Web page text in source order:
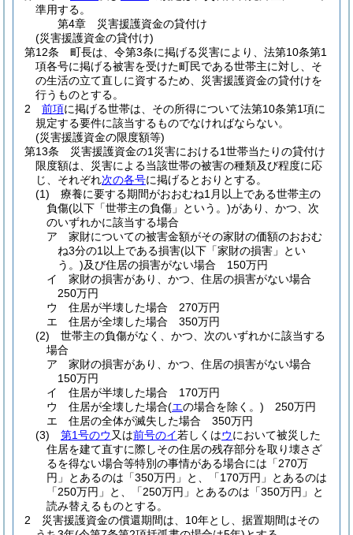
準用する。
第4章
災害援護資金の貸付け
(災害援護資金の貸付け)
第12条
町長は、令第3条に掲げる災害により、法第10条第1
項各号に掲げる被害を受けた町民である世帯主に対し、そ
の生活の立て直しに資するため、災害援護資金の貸付けを
行うものとする。
2
前項に掲げる世帯は、その所得について法第10条第1項に
規定する要件に該当するものでなければならない。
(災害援護資金の限度額等)
第13条
災害援護資金の1災害における1世帯当たりの貸付け
限度額は、災害による当該世帯の被害の種類及び程度に応
じ、それぞれ次の各号に掲げるとおりとする。
(1)
療養に要する期間がおおむね1月以上である世帯主の
負傷(以下「世帯主の負傷」という。)があり、かつ、次
のいずれかに該当する場合
ア
家財についての被害金額がその家財の価額のおおむ
ね3分の1以上である損害(以下「家財の損害」とい
う。)及び住居の損害がない場合 150万円
イ
家財の損害があり、かつ、住居の損害がない場合
250万円
ウ
住居が半壊した場合 270万円
エ
住居が全壊した場合 350万円
(2)
世帯主の負傷がなく、かつ、次のいずれかに該当する
場合
ア
家財の損害があり、かつ、住居の損害がない場合
150万円
イ
住居が半壊した場合 170万円
ウ
住居が全壊した場合(エの場合を除く。) 250万円
エ
住居の全体が滅失した場合 350万円
(3)
第1号のウ 又は前号のイ若しくはウにおいて被災した
住居を建て直すに際しその住居の残存部分を取り壊さざ
るを得ない場合等特別の事情がある場合には「270万
円」とあるのは「350万円」と、「170万円」とあるのは
「250万円」と、「250万円」とあるのは「350万円」と
読み替えるものとする。
2
災害援護資金の償還期間は、10年とし、据置期間はその